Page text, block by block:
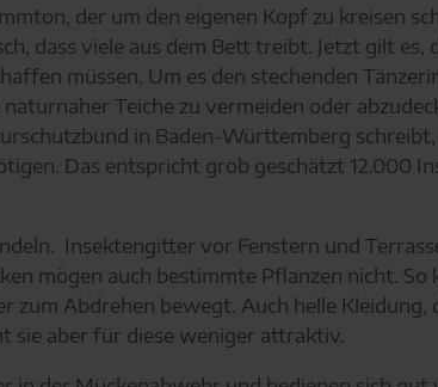
der um den eigenen Kopf zu kreisen
dass viele aus dem Bett treibt. Jetzt gilt
müssen. Um es den stechenden
Teiche zu vermeiden oder
in Baden-Württemberg
Das entspricht grob geschätzt 12.000
Insektengitter vor Fenstern und
mögen auch bestimmte Pflanzen nicht. So
zum Abdrehen bewegt. Auch helle
sie aber für diese weniger attraktiv.